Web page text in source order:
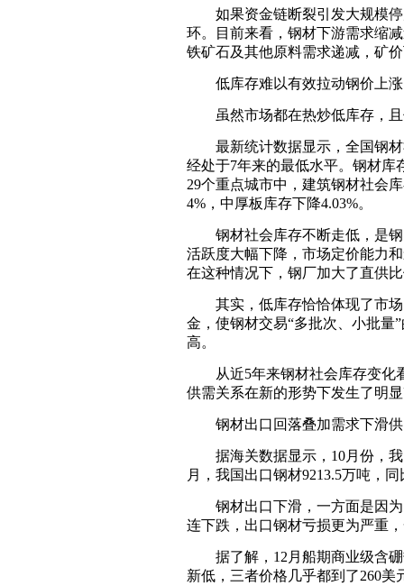
如果资金链断裂引发大规模停
环。目前来看，钢材下游需求缩
铁矿石及其他原料需求递减，矿
低库存难以有效拉动钢价上涨
虽然市场都在热炒低库存，且
最新统计数据显示，全国钢材
经处于7年来的最低水平。钢材库
29个重点城市中，建筑钢材社会
4%，中厚板库存下降4.03%。
钢材社会库存不断走低，是钢
活跃度大幅下降，市场定价能力
在这种情况下，钢厂加大了直供
其实，低库存恰恰体现了市场
金，使钢材交易“多批次、小批量
高。
从近5年来钢材社会库存变化看
供需关系在新的形势下发生了明
钢材出口回落叠加需求下滑供
据海关数据显示，10月份，我
月，我国出口钢材9213.5万吨，同
钢材出口下滑，一方面是因为
连下跌，出口钢材亏损更为严重
据了解，12月船期商业级含硼
新低，三者价格几乎都到了260美